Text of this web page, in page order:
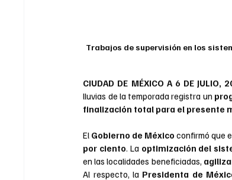
Trabajos de supervisión en los
CIUDAD DE MÉXICO A 6 DE JULIO,
lluvias de la temporada registra un
finalización total para el presente
El Gobierno de México confirmó que
por ciento . La optimización del
en las localidades beneficiadas,
Al respecto, la Presidenta de